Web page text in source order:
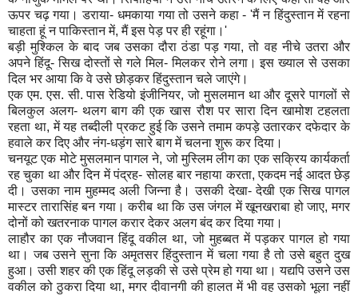
ऊपर चढ़ गया। डराया- धमकाया गया तो उसने कहा - 'मैं न हिंदुस्तान में रहना
चाहता हूं न पाकिस्तान में, मैं इस पेड़ पर ही रहूंगा।'
बड़ी मुश्किल के बाद जब उसका दौरा ठंडा पड़ गया, तो वह नीचे उतरा और
अपने हिंदू- सिख दोस्तों से गले मिल- मिलकर रोने लगा। इस ख्याल से उसका
दिल भर आया कि वे उसे छोड़कर हिंदुस्तान चले जाएंगे।
एक एम. एस. सी. पास रेडियो इंजीनियर, जो मुसलमान था और दूसरे पागलों से
बिलकुल अलग- थलग बाग की एक खास रौश पर सारा दिन खामोश टहलता
रहता था, में यह तब्दीली प्रकट हुई कि उसने तमाम कपड़े उतारकर दफेदार के
हवाले कर दिए और नंग-धड़ंग सारे बाग में चलना शुरू कर दिया।
चनयूट एक मोटे मुसलमान पागल ने, जो मुस्लिम लीग का एक सक्रिय कार्यकर्ता
रह चुका था और दिन में पंद्रह- सोलह बार नहाया करता, एकदम नई आदत छेड़
दी। उसका नाम मुहम्मद अली जिन्ना है। उसकी देखा- देखी एक सिख पागल
मास्टर तारासिंह बन गया। करीब था कि उस जंगल में खूनखराबा हो जाए, मगर
दोनों को खतरनाक पागल करार देकर अलग बंद कर दिया गया।
लाहौर का एक नौजवान हिंदू वकील था, जो मुहब्बत में पड़कर पागल हो गया
था। जब उसने सुना कि अमृतसर हिंदुस्तान में चला गया है तो उसे बहुत दुख
हुआ। उसी शहर की एक हिंदू लड़की से उसे प्रेम हो गया था। यद्यपि उसने उस
वकील को ठुकरा दिया था, मगर दीवानगी की हालत में भी वह उसको भूला नहीं